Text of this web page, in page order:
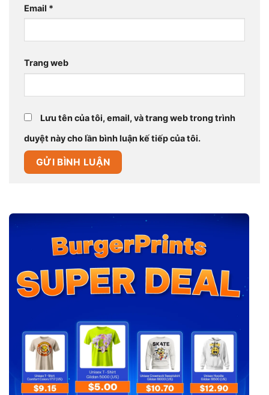
Email *
Trang web
Lưu tên của tôi, email, và trang web trong trình
duyệt này cho lần bình luận kế tiếp của tôi.